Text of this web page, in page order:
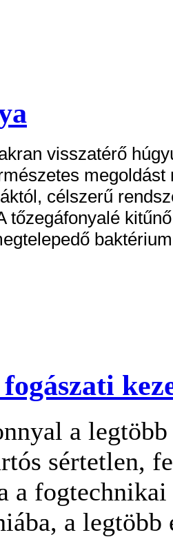
visszatérő
célszerű
tőzegáfonyalé
a
sértetlen,
a
a legtöbb